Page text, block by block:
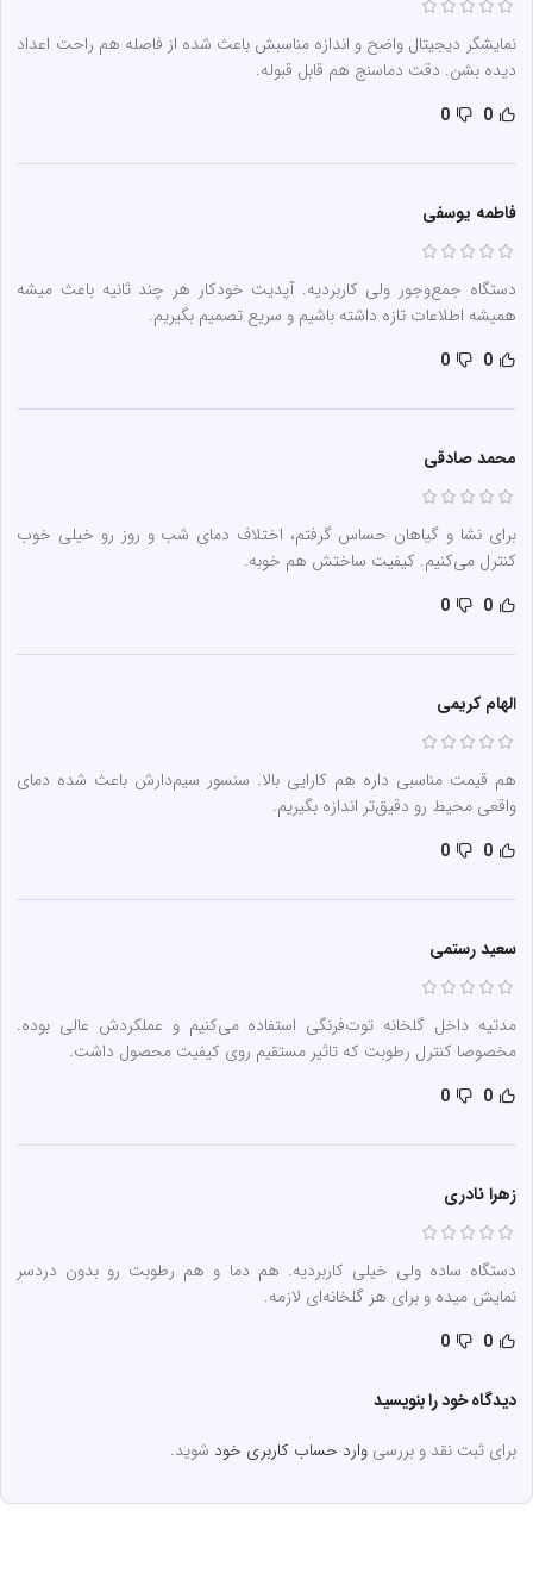
نمایشگر دیجیتال واضح و اندازه مناسبش باعث شده از فاصله هم راحت اعداد
دیده بشن. دقت دماسنج هم قابل قبوله.
0
0
فاطمه یوسفی
دستگاه جمع‌وجور ولی کاربردیه. آپدیت خودکار هر چند ثانیه باعث میشه
همیشه اطلاعات تازه داشته باشیم و سریع تصمیم بگیریم.
0
0
محمد صادقی
برای نشا و گیاهان حساس گرفتم، اختلاف دمای شب و روز رو خیلی خوب
کنترل می‌کنیم. کیفیت ساختش هم خوبه.
0
0
الهام کریمی
هم قیمت مناسبی داره هم کارایی بالا. سنسور سیم‌دارش باعث شده دمای
واقعی محیط رو دقیق‌تر اندازه بگیریم.
0
0
سعید رستمی
مدتیه داخل گلخانه توت‌فرنگی استفاده می‌کنیم و عملکردش عالی بوده.
مخصوصا کنترل رطوبت که تاثیر مستقیم روی کیفیت محصول داشت.
0
0
زهرا نادری
دستگاه ساده ولی خیلی کاربردیه. هم دما و هم رطوبت رو بدون دردسر
نمایش میده و برای هر گلخانه‌ای لازمه.
0
0
دیدگاه خود را بنویسید
برای ثبت نقد و بررسیوارد حساب کاربری خود شوید.